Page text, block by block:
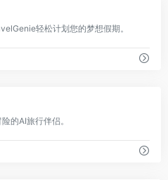
轻松计划您的梦想假期。
的AI旅行伴侣。